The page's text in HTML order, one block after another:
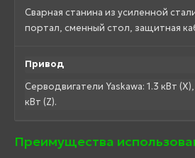
Сварная станина из усиленной
портал, сменный стол, защитная
Привод
Серводвигатели Yaskawa: 1.3 кВт
кВт (Z).
Преимущества